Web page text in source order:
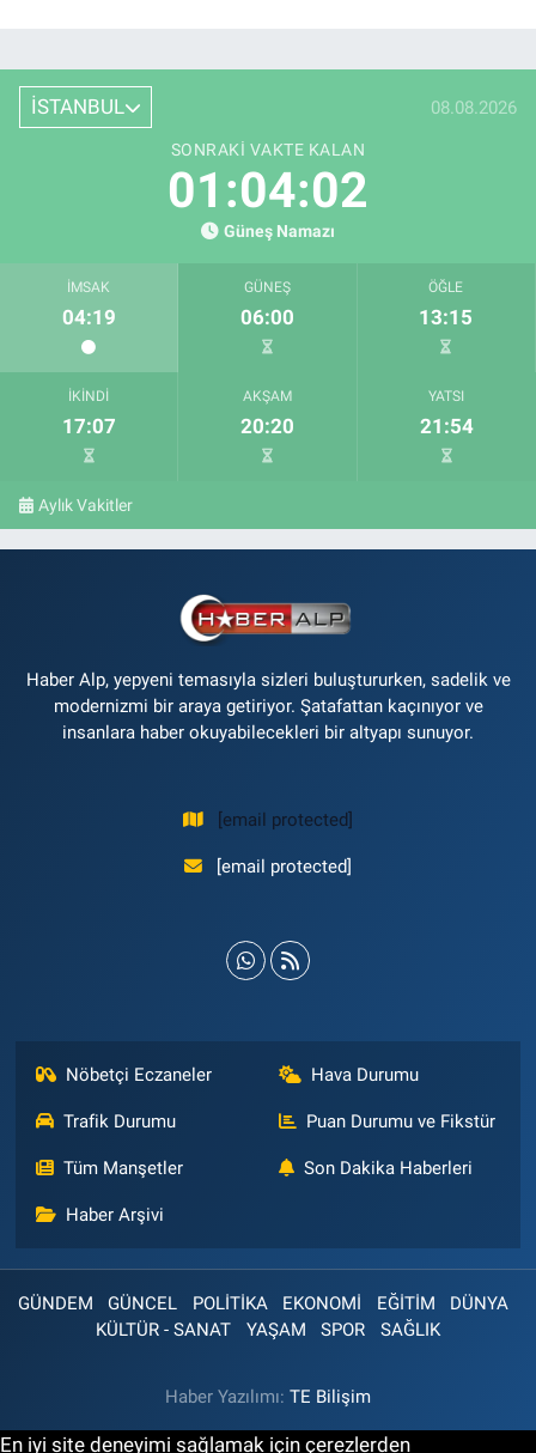
İSTANBUL 08.08.2026
SONRAKI VAKTE KALAN
01:04:01
Güneş Namazı
İMSAK
04:19
GÜNEŞ
06:00
ÖĞLE
13:15
İKINDI
17:07
AKŞAM
20:20
YATSI
21:54
Aylık Vakitler
Haber Alp, yepyeni temasıyla sizleri buluştururken, sadelik ve
modernizmi bir araya getiriyor. Şatafattan kaçınıyor ve
insanlara haber okuyabilecekleri bir altyapı sunuyor.
[email protected]
[email protected]
Nöbetçi Eczaneler Hava Durumu
Trafik Durumu Puan Durumu ve Fikstür
Tüm Manşetler Son Dakika Haberleri
Haber Arşivi
GÜNDEM GÜNCEL POLİTİKA EKONOMİ EĞİTİM
DÜNYA
KÜLTÜR - SANAT
YAŞAM SPOR SAĞLIK
Haber Yazılımı: TE Bilişim
En iyi site deneyimi sağlamak için çerezlerden